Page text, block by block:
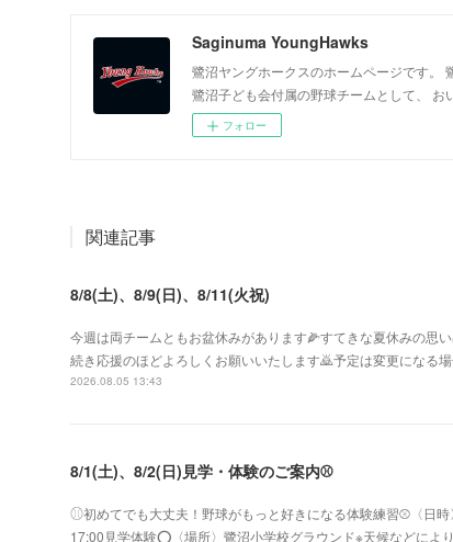
Saginuma YoungHawks
鷺沼ヤングホークスのホームページです。
鷺沼子ども会付属の野球チームとして、 お
フォロー
関連記事
8/8(土)、8/9(日)、8/11(火祝)
今週は両チームともお盆休みがあります🌽すてきな夏休みの思
続き応援のほどよろしくお願いいたします🙇予定は変更になる
2026.08.05 13:43
8/1(土)、8/2(日)見学・体験のご案内⚾️
⚾︎初めてでも大丈夫！野球がもっと好きになる体験練習⚾〈日
17:00見学体験⭕️〈場所〉鷺沼小学校グラウンド※天候などによ